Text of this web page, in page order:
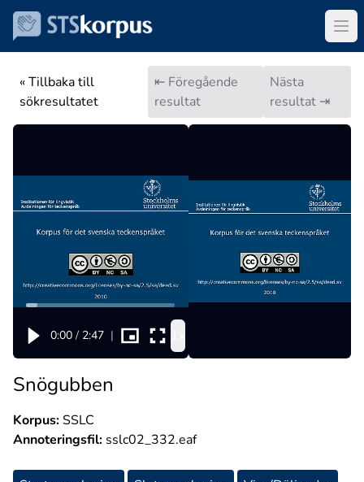
« Tillbaka till
sökresultatet
⇤ Föregående
resultat
Nästa
resultat ⇥
0:00 / 2:47 |
Snögubben
Korpus:SSLC
Annoteringsfil: sslc02_332.eaf